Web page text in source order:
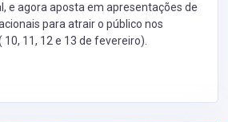
e agora aposta em apresentações de
para atrair o público nos
11, 12 e 13 de fevereiro).